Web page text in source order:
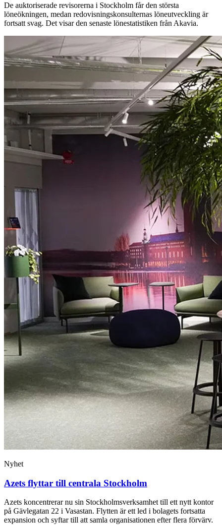
De auktoriserade revisorerna i Stockholm får den största
löneökningen, medan redovisningskonsulternas löneutveckling är
fortsatt svag. Det visar den senaste lönestatistiken från Akavia.
Nyhet
Azets flyttar till centrala Stockholm
Azets koncentrerar nu sin Stockholmsverksamhet till ett nytt kontor
på Gävlegatan 22 i Vasastan. Flytten är ett led i bolagets fortsatta
expansion och syftar till att samla organisationen efter flera förvärv.